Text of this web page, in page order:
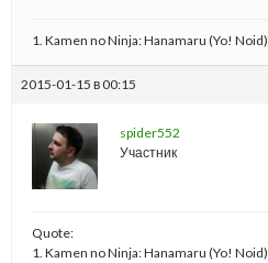
1. Kamen no Ninja: Hanamaru (Yo! Noid)
2015-01-15 в 00:15
spider552
Участник
Quote:
1. Kamen no Ninja: Hanamaru (Yo! Noid)